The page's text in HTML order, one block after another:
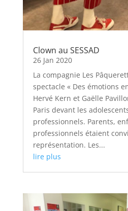
Clown au SESSAD
26 Jan 2020
La compagnie Les
spectacle « Des émotions
Hervé Kern et Gaëlle
Paris devant les
professionnels. Parents,
professionnels étaient
représentation. Les...
lire plus